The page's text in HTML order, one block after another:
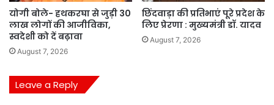
योगी बोले- हथकरघा से जुड़ी 30
लाख लोगों की आजीविका,
स्वदेशी को दें बढ़ावा
August 7, 2026
छिंदवाड़ा की प्रतिभाएं पूरे प्रदेश के
लिए प्रेरणा : मुख्यमंत्री डॉ. यादव
August 7, 2026
Leave a Reply